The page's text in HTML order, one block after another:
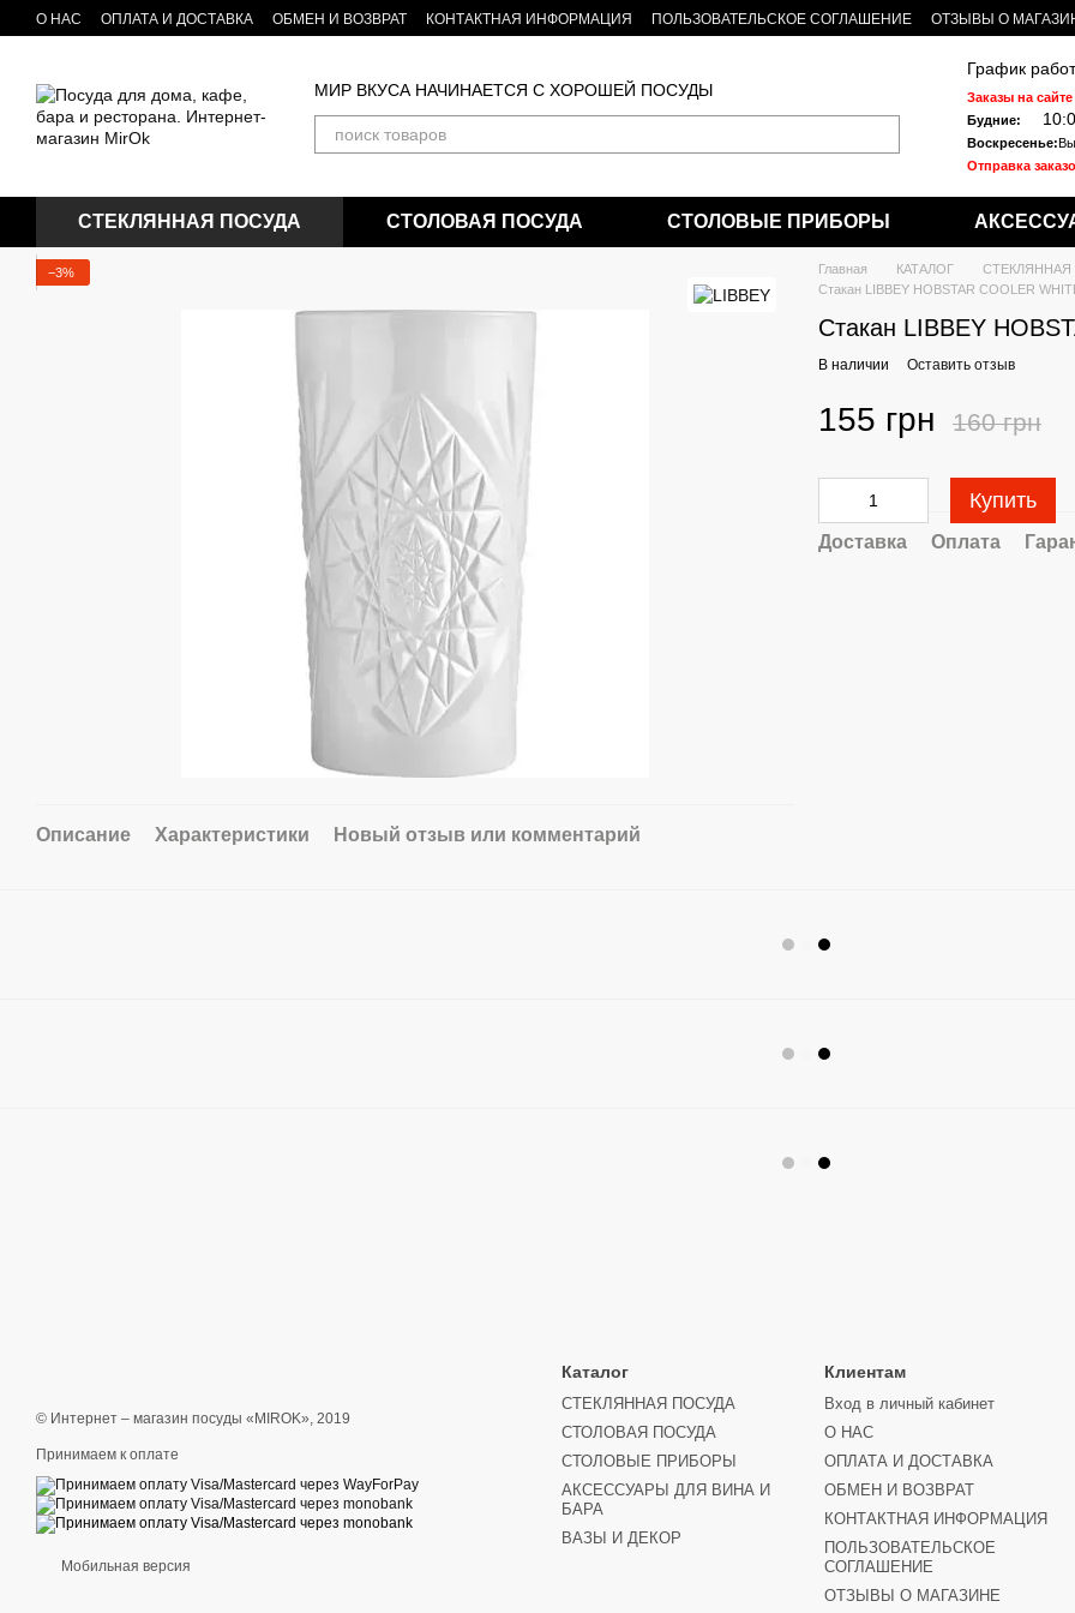
Перейти к основному контенту
О НАС ОПЛАТА И ДОСТАВКА ОБМЕН И ВОЗВРАТ КОНТАКТНАЯ ИНФОРМАЦИЯ ПОЛЬЗОВАТЕЛЬСКОЕ СОГЛАШЕНИЕ
ОТЗЫВЫ О
МИР ВКУСА НАЧИНАЕТСЯ С ХОРОШЕЙ ПОСУДЫ
График
Заказы на
Будние:
Воскресенье:
Отправка
СТЕКЛЯННАЯ ПОСУДА СТОЛОВАЯ ПОСУДА СТОЛОВЫЕ ПРИБОРЫ
−3%
Описание Характеристики Новый отзыв или комментарий
Главная КАТАЛОГ
Стакан LIBBEY HOBSTAR COOLER
Стакан LIBBEY
В наличии Оставить отзыв
155 грн 160 грн
Купить
Доставка Оплата
© Интернет – магазин посуды «MIROK», 2019
Принимаем к оплате
Мобильная версия
Каталог
СТЕКЛЯННАЯ ПОСУДА
СТОЛОВАЯ ПОСУДА
СТОЛОВЫЕ ПРИБОРЫ
АКСЕССУАРЫ ДЛЯ ВИНА И
БАРА
ВАЗЫ И ДЕКОР
Клиентам
Вход в личный кабинет
О НАС
ОПЛАТА И ДОСТАВКА
ОБМЕН И ВОЗВРАТ
КОНТАКТНАЯ ИНФОРМАЦИЯ
ПОЛЬЗОВАТЕЛЬСКОЕ
СОГЛАШЕНИЕ
ОТЗЫВЫ О МАГАЗИНЕ